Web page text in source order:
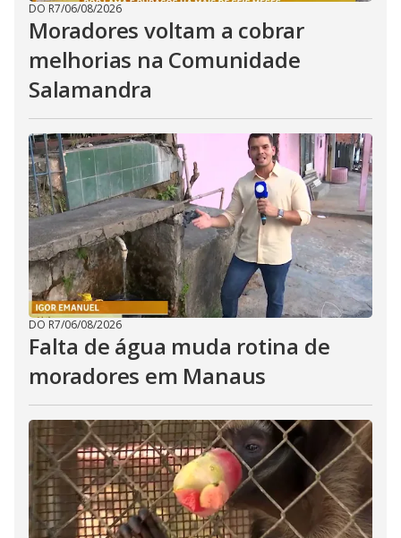
DO R7/06/08/2026
Moradores voltam a cobrar
melhorias na Comunidade
Salamandra
DO R7/06/08/2026
Falta de água muda rotina de
moradores em Manaus